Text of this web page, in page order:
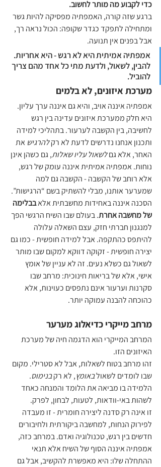
כדי לקבוע מה מותר לחשוב.
ברגע שזה קורה, האמפתיה מפסיקה להיות גשר
ומתחילה לתפקד כגדר שקופה: הכול נראה רך,
אבל בפנים אין תנועה.
אמפתיה אמיתית היא לא רגש - היא אחריות.
להבין, לשאול, ולדעת מתי כל אחד מהם צריך
להוביל.
מערכת איזונים, לא בלמים
אמפתיה איננה אויב, והיא גם איננה ערך עליון.
היא חלק ממערכת איזונים עדינה בין רגש
לחשיבה, בין הקשבה לערעור. בתהליכי למידה
ותכנון אנחנו נדרשים לדעת לא רק להרגיש את
האחר, אלא גם לשאול עליו שאלות, גם כשהן אינן
נוחות. אמפתיה אמיתית איננה עומק של רגש,
אלא רוחב של הקשבה - הקשבה גם למה
שמערער אותנו, מבלי להשתיק בשם “הרגישות”.
הסכנה איננה באחידות מחשבתית אלא בבלימה
של מחשבה אחרת. בעולם שבו השיח הרגשי הפך
למנגנון חברתי חזק, עצם השאלה עלולה
להיתפס כהתקפה. אבל למידה חופשית - כמו גם
יצירה חופשית - זקוקה דווקא למקום שבו מותר
לשאול גם כשלא נעים. זה לא עניין של אומץ
אישי, אלא של בריאות חינוכית: מרחב שבו
סקרנות וערעור אינם נתפסים כעוינות, אלא
כהוכחה להבנה עמוקה יותר.
מרחב מייקרי כדיאלוג מערער
המרחב המייקרי הוא הדגמה חיה של מערכת
האיזונים הזו.
זהו מרחב בטוח לשאלות, אבל לא סטרילי. מקום
שבו לומדים לשאול באומץ, לא רק בנימוס.
הלמידה בו מביאה את הלומד והמנחה כאחד
לשהות באי-וודאות, לטעות, לבחון, לפרק.
זו אינה רק סדנה ליצירה חומרית - זו מעבדה
לפירוק הנחות, למחשבה ביקורתית ולחיבורים
חדשים בין רגש, טכנולוגיה ואדם. במרחב כזה,
אמפתיה איננה הסוף של השיח אלא תנאי
ההתחלה שלו: היא מאפשרת להקשיב, אבל גם